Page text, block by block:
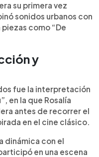
su primera vez
sonidos urbanos con
como “De
y
fue la interpretación
en la que Rosalía
antes de recorrer el
en el cine clásico.
dinámica con el
en una escena